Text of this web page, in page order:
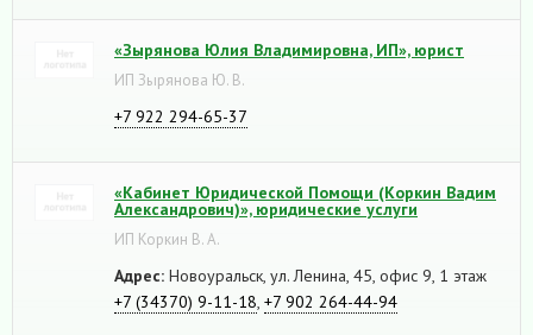
«Зырянова Юлия Владимировна, ИП», юрист
ИП Зырянова Ю. В.
+7 922 294-65-37
«Кабинет Юридической Помощи (Коркин Вадим
Александрович)», юридические услуги
ИП Коркин В. А.
Адрес: Новоуральск, ул. Ленина, 45, офис 9, 1 этаж
+7 (34370) 9-11-18 +7 902 264-44-94